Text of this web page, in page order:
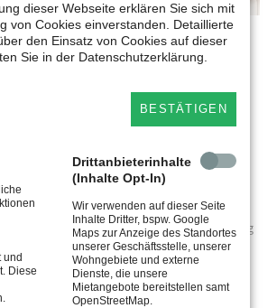
Hainichen eG hat einen
541 Wohnungen. Diese verteilen sich auf 3
und ab 1994 schrittweise saniert und
befinden sich im Außenring des
Hangund wurden in den Jahren
Im Jahr 2000 wurde mit der Nachrüstung
Aufzügen begonnen.
in 2 sanierten Wohnblöcken in der
dieser Webseite erklären Sie sich mit
von Cookies einverstanden. Detaillierte
den Einsatz von Cookies auf dieser
Sie in der Datenschutzerklärung.
BESTÄTIGEN
und
Diese
Drittanbieterinhalte
(Inhalte Opt-In)
Wir verwenden auf dieser Seite
Inhalte Dritter, bspw. Google
Maps zur Anzeige des Standortes
unserer Geschäftsstelle, unserer
Wohngebiete und externe
Dienste, die unsere
Mietangebote bereitstellen samt
OpenStreetMap.